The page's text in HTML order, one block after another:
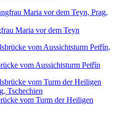
Maria vor dem Teyn
vom Aussichtsturm Petřín
vom Turm der Heiligen